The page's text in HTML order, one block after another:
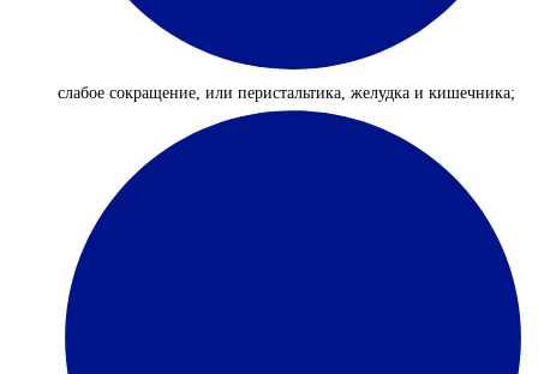
слабое сокращение, или перистальтика, желудка и кишечника;